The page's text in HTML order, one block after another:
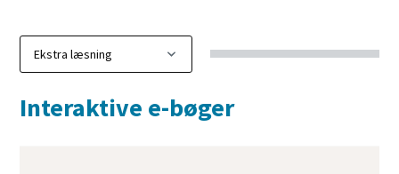
Interaktive e-bøger